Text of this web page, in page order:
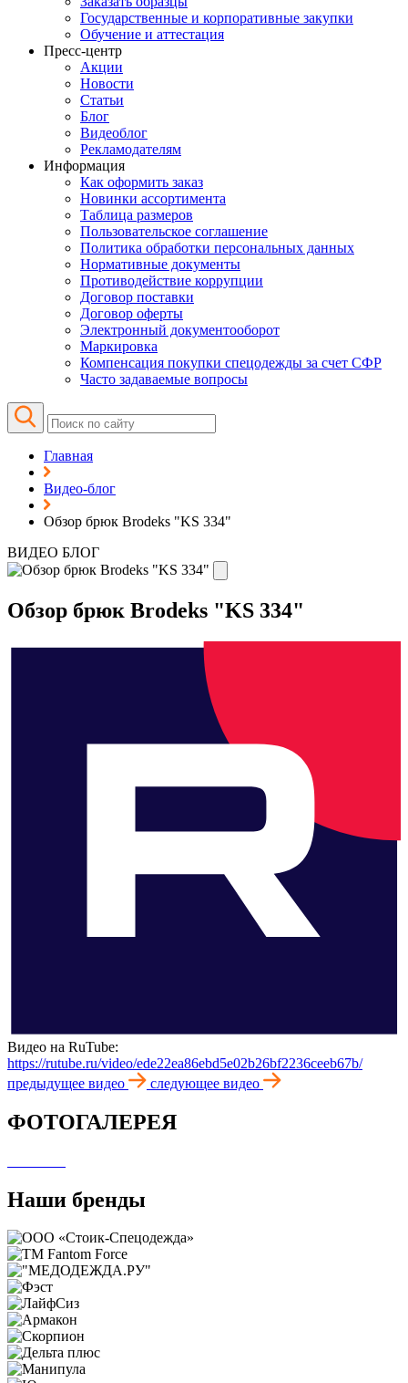
Государственные и корпоративные закупки
Обучение и аттестация
Пресс-центр
Акции
Новости
Статьи
Блог
Видеоблог
Рекламодателям
Информация
Как оформить заказ
Новинки ассортимента
Таблица размеров
Пользовательское соглашение
Политика обработки персональных данных
Нормативные документы
Противодействие коррупции
Договор поставки
Договор оферты
Электронный документооборот
Маркировка
Компенсация покупки спецодежды за счет СФР
Часто задаваемые вопросы
Главная
Видео-блог
Обзор брюк Brodeks "KS 334"
ВИДЕО БЛОГ
Обзор брюк Brodeks "KS 334"
Видео на RuTube:
https://rutube.ru/video/ede22ea86ebd5e02b26bf2236ceeb67b/
предыдущее видео
следующее видео
ФОТОГАЛЕРЕЯ
Наши бренды